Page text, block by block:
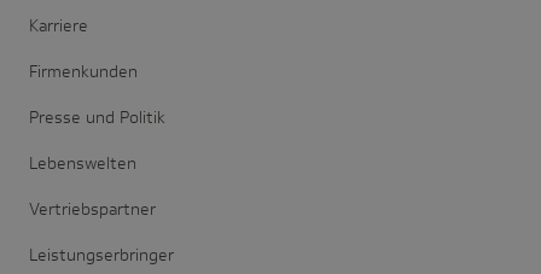
Karriere
Firmenkunden
Presse und Politik
Lebenswelten
Vertriebspartner
Leistungserbringer